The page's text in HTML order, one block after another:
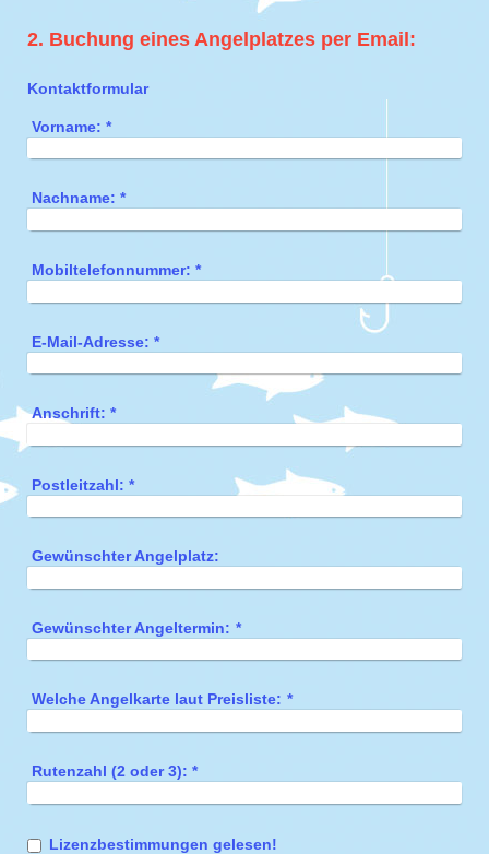
2. Buchung eines Angelplatzes per Email:
Kontaktformular
Vorname: *
Nachname: *
Mobiltelefonnummer: *
E-Mail-Adresse: *
Anschrift: *
Postleitzahl: *
Gewünschter Angelplatz:
Gewünschter Angeltermin: *
Welche Angelkarte laut Preisliste: *
Rutenzahl (2 oder 3): *
Lizenzbestimmungen gelesen!